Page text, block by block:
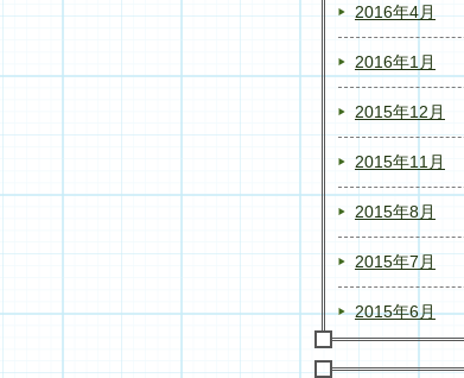
2016年4月
2016年1月
2015年12月
2015年11月
2015年8月
2015年7月
2015年6月